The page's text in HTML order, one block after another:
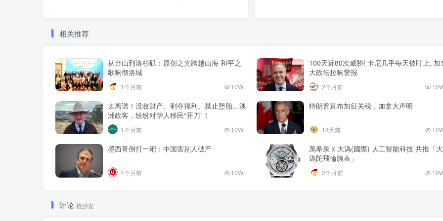
相关推荐
从台山到洛杉矶：原创之光跨越山海 和平之
歌响彻洛城
1个月前 10W+
100天近80次威胁! 卡尼几乎每天被盯上, 加
大政坛拉响警报
2个月前
太离谱！没收财产、剥夺福利、禁止堕胎…澳
洲政客，纷纷对华人移民“开刀”！
1个月前 10W+
特朗普宣布加征关税，加拿大声明
18天前
墨西哥倒打一耙：中国害别人破产
4个月前 10W+
萬希泉 x 大溈(國際) 人工智能科技 共推「大
溈陀飛輪腕表」
2个月前
评论 抢沙发